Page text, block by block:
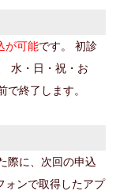
が可能です。 初診
水・日・祝・お
終了します。
際に、次回の申込
ォンで取得したアプ